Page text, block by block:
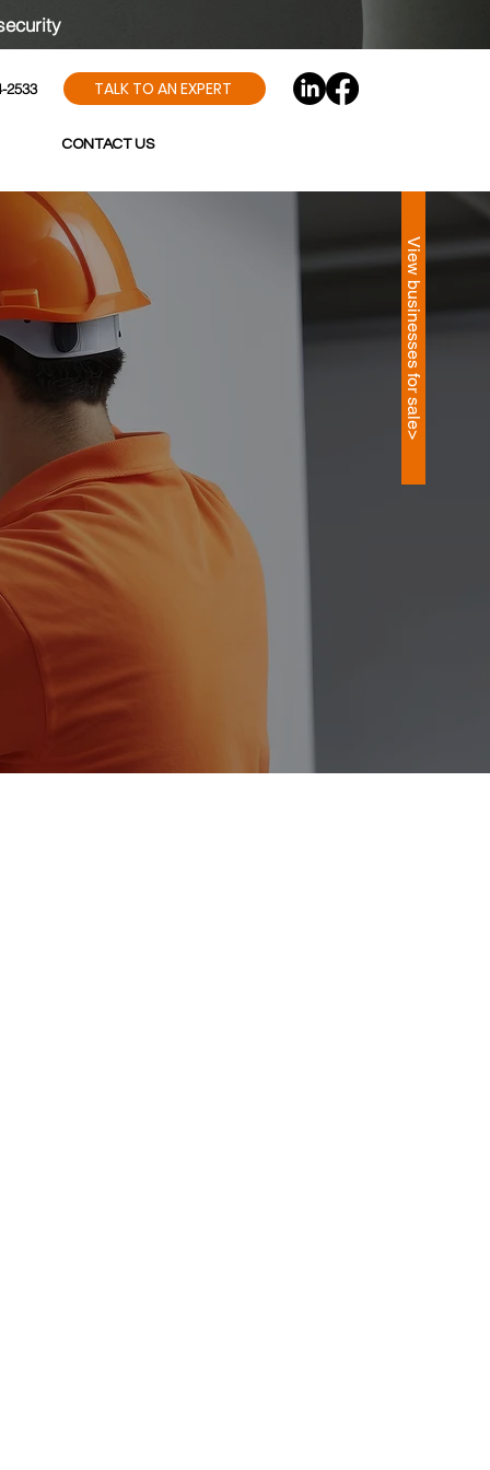
View businesses for sale>
2533 TALK TO AN EXPERT
CONTACT US